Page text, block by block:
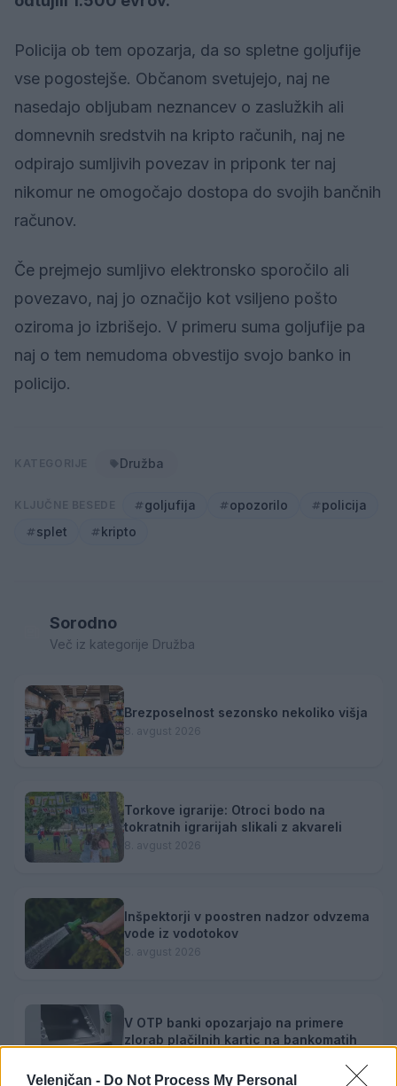
Velenjčan - Do Not Process My Personal
Policija ob tem opozarja, da so spletne goljufije
vse pogostejše. Občanom svetujejo, naj ne
nasedajo obljubam neznancev o zaslužkih ali
domnevnih sredstvih na kripto računih, naj ne
odpirajo sumljivih povezav in priponk ter naj
nikomur ne omogočajo dostopa do svojih bančnih
računov.
Če prejmejo sumljivo elektronsko sporočilo ali
povezavo, naj jo označijo kot vsiljeno pošto
oziroma jo izbrišejo. V primeru suma goljufije pa
naj o tem nemudoma obvestijo svojo banko in
policijo.
Družba
goljufija opozorilo
policija
splet
kripto
Sorodno
Več iz kategorije Družba
Brezposelnost sezonsko nekoliko višja
8. avgust 2026
Torkove igrarije: Otroci bodo na
tokratnih igrarijah slikali z akvareli
8. avgust 2026
Inšpektorji v poostren nadzor odvzema
vode iz vodotokov
8. avgust 2026
V OTP banki opozarjajo na primere
zlorab plačilnih kartic na bankomatih